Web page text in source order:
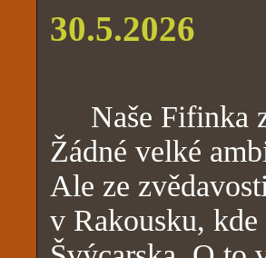
30.5.2026
Naše Fifinka
Žádné velké
Ale ze
v Rakousku,